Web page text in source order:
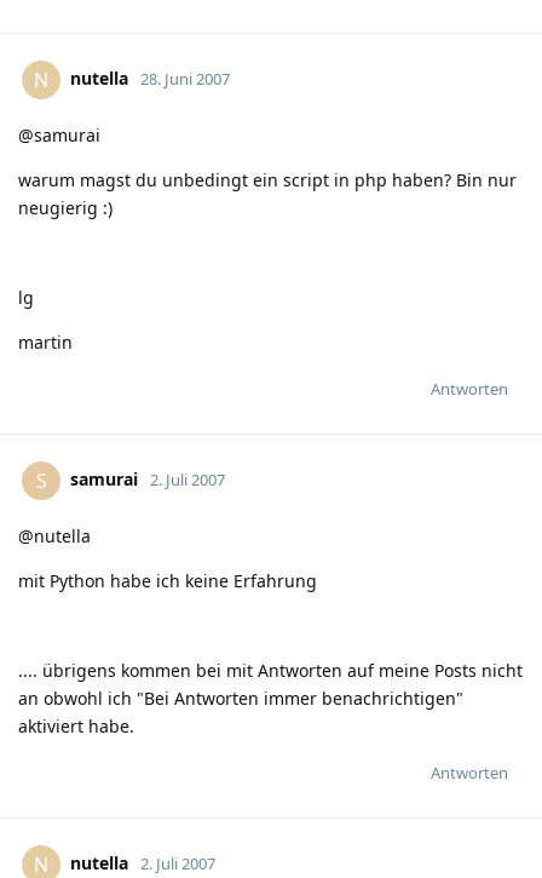
N nutella 28. Juni 2007
@samurai
warum magst du unbedingt ein script in php haben? Bin nur
neugierig :)
lg
martin
Antworten
S samurai 2. Juli 2007
@nutella
mit Python habe ich keine Erfahrung
.... übrigens kommen bei mit Antworten auf meine Posts nicht
an obwohl ich "Bei Antworten immer benachrichtigen"
aktiviert habe.
Antworten
N nutella 2. Juli 2007